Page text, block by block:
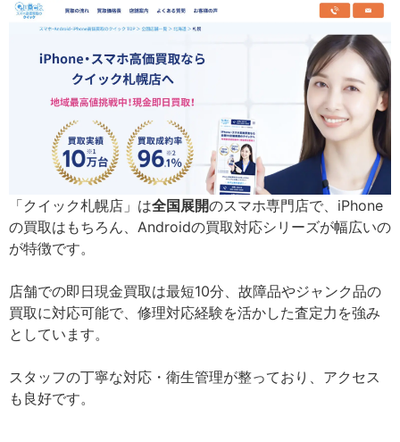
「クイック札幌店」は全国展開のスマホ専門店で、iPhone
の買取はもちろん、Androidの買取対応シリーズが幅広いの
が特徴です。
店舗での即日現金買取は最短10分、故障品やジャンク品の
買取に対応可能で、修理対応経験を活かした査定力を強み
としています。
スタッフの丁寧な対応・衛生管理が整っており、アクセス
も良好です。